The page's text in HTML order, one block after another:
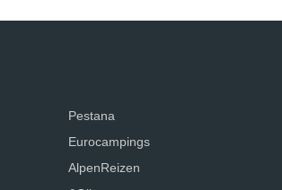
Pestana
Eurocampings
AlpenReizen